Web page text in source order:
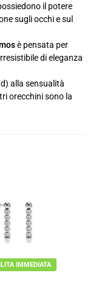
il potere
sugli occhi e sul
è pensata per
di eleganza
alla sensualità
orecchini sono la
IMMEDIATA